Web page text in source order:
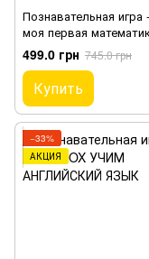
Познавательная игра
моя первая
499.0 грн 745.0 грн
Купить
−33%
АКЦИЯ